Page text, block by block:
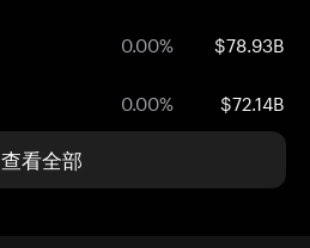
0.00% $78.93B
0.00% $72.14B
查看全部